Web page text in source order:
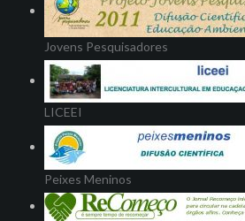
Jovens Pesquisadores
LICEEI
Peixes Meninos